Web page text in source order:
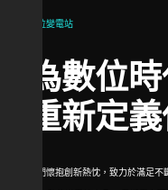
數位變電站
為數位
重新定
我們懷抱創新熱忱，致力於滿足